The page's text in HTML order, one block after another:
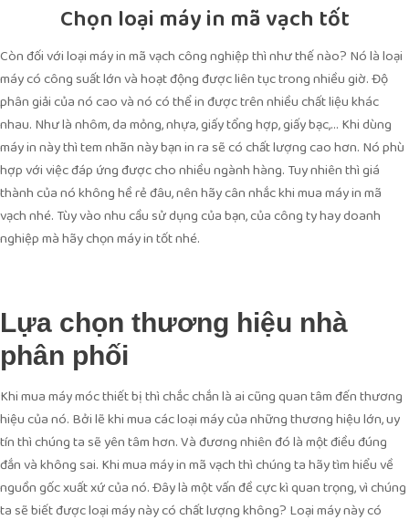
Chọn loại máy in mã vạch tốt
Còn đối với loại máy in mã vạch công nghiệp thì như thế nào? Nó là loại
máy có công suất lớn và hoạt động được liên tục trong nhiều giờ. Độ
phân giải của nó cao và nó có thể in được trên nhiều chất liệu khác
nhau. Như là nhôm, da mỏng, nhựa, giấy tổng hợp, giấy bạc,… Khi dùng
máy in này thì tem nhãn này bạn in ra sẽ có chất lượng cao hơn. Nó phù
hợp với việc đáp ứng được cho nhiều ngành hàng. Tuy nhiên thì giá
thành của nó không hề rẻ đâu, nên hãy cân nhắc khi mua máy in mã
vạch nhé. Tùy vào nhu cầu sử dụng của bạn, của công ty hay doanh
nghiệp mà hãy chọn máy in tốt nhé.
Lựa chọn thương hiệu nhà
phân phối
Khi mua máy móc thiết bị thì chắc chắn là ai cũng quan tâm đến thương
hiệu của nó. Bởi lẽ khi mua các loại máy của những thương hiệu lớn, uy
tín thì chúng ta sẽ yên tâm hơn. Và đương nhiên đó là một điều đúng
đắn và không sai. Khi mua máy in mã vạch thì chúng ta hãy tìm hiểu về
nguồn gốc xuất xứ của nó. Đây là một vấn đề cực kì quan trọng, vì chúng
ta sẽ biết được loại máy này có chất lượng không? Loại máy này có